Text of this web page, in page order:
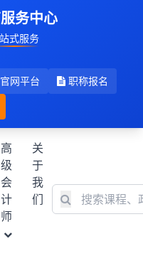
务中心
式服务
官网平台 职称报名
高
级
会
计
师
关
于
我
们